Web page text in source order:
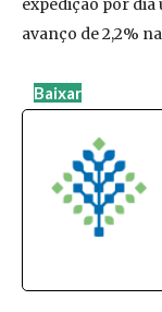
expedição por dia
avanço de 2,2%
Baixar